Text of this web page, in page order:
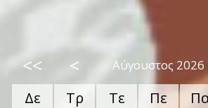
<< < Αύγουστος 2026
Δε Τρ Τε Πε